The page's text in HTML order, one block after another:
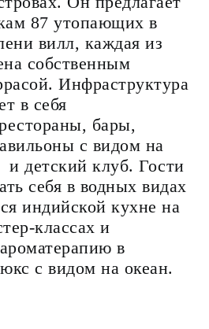
87 утопающих в
вилл, каждая из
собственным
Инфраструктура
в себя
бары,
с видом на
детский клуб. Гости
себя в водных видах
индийской кухне на
классах и
в
с видом на океан.